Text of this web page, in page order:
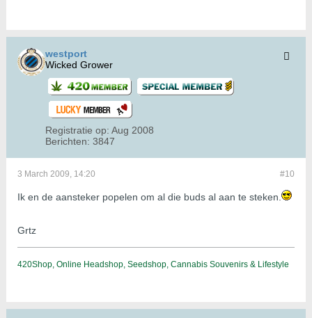
westport
Wicked Grower
Registratie op: Aug 2008
Berichten: 3847
#10
3 March 2009, 14:20
Ik en de aansteker popelen om al die buds al aan te steken.
Grtz
420Shop, Online Headshop, Seedshop, Cannabis Souvenirs & Lifestyle